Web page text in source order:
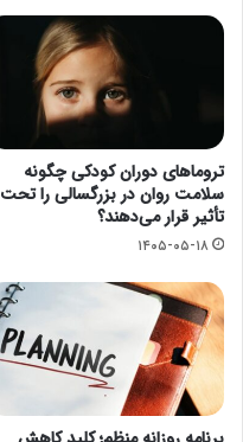
تروماهای دوران کودکی چگونه
سلامت روان در بزرگسالی را تحت
تأثیر قرار می‌دهند؟
۱۴۰۵-۰۵-۱۸